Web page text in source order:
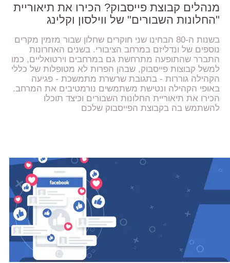
מנהלים קבוצת פייסבוק? הכירו את תיאוריית
"החלונות השבורים" של ווילסון וקלינג
בשנות ה-80 הבחינו שני חוקרים שחלון שבור מזמין מקרים
נוספים של ונדליזם במרחב הציבורי. בשנים האחרונות
התברר שהתופעה מתרחשת גם במרחבים וירטואליים, כמו
למשל קבוצות פייסבוק, שבהן הפרות לא מטופלות של כללי
הקהילה גוררות - בתגובת שרשרת מתמשכת - פגיעה
באופי הקהילה ונטישת משתמשים נורמטיבים את המרחב.
הכירו את תיאוריית החלונות השבורים וכיצד תוכלו
להשתמש בה בקבוצת הפייסבוק שלכם